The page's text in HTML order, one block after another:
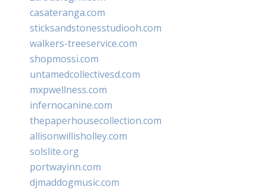
casateranga.com
sticksandstonesstudiooh.com
walkers-treeservice.com
shopmossi.com
untamedcollectivesd.com
mxpwellness.com
infernocanine.com
thepaperhousecollection.com
allisonwillisholley.com
solslite.org
portwayinn.com
djmaddogmusic.com